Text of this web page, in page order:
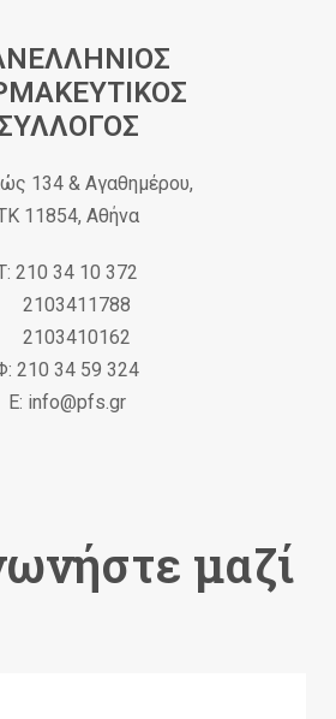
134 & Αγαθημέρου,
11854, Αθήνα
210 34 10 372
2103411788
2103410162
210 34 59 324
Ε: info@pfs.gr
μαζί